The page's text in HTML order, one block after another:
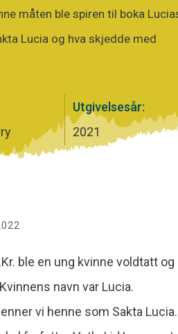
måten ble spiren til boka
Lucia og hva skjedde med
Utgivelsesår:
2021
ble en ung kvinne voldtatt
navn var Lucia.
vi henne som Sakta Lucia.